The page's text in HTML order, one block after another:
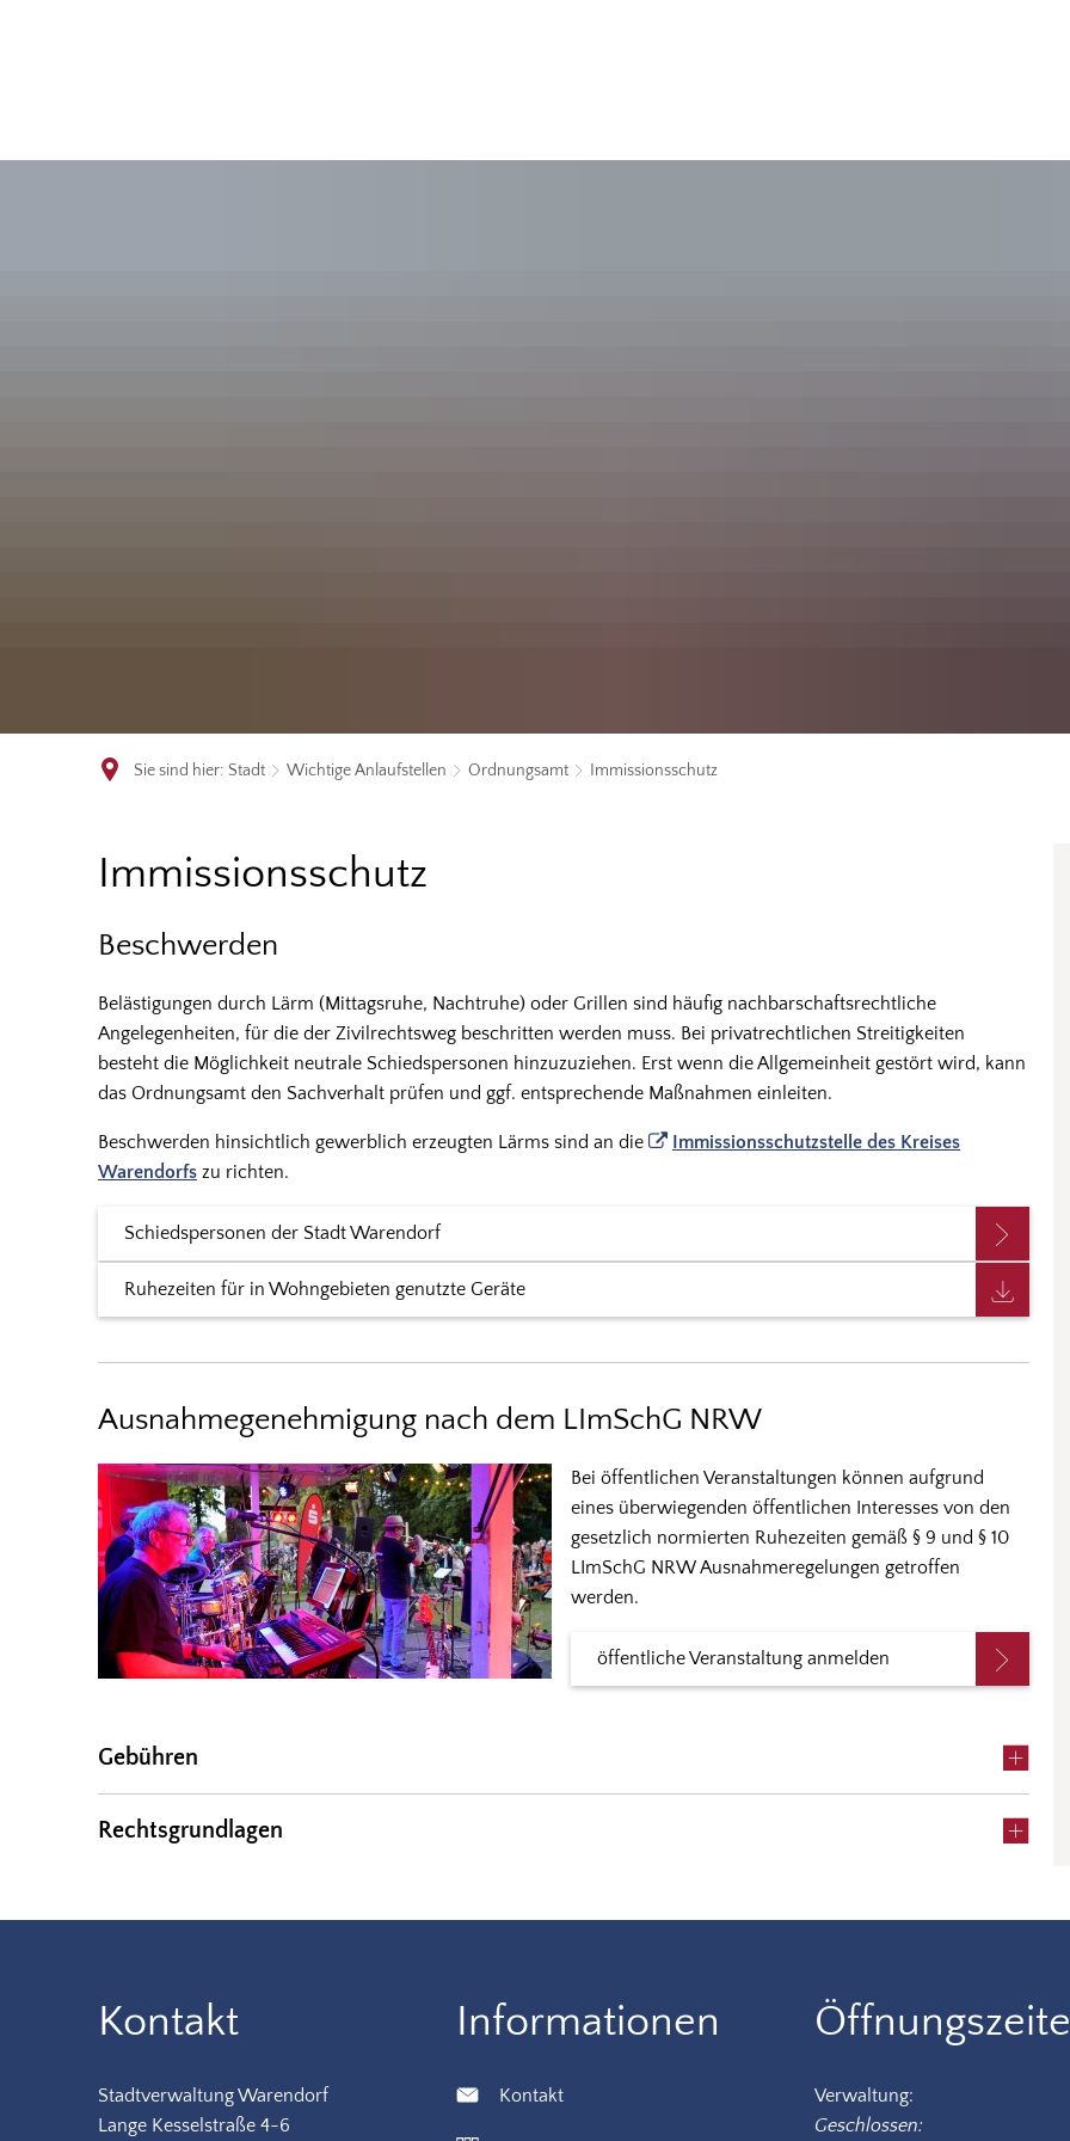
Sie sind hier: Stadt Wichtige Anlaufstellen Ordnungsamt Immissionsschutz
Immissionsschutz
Immissionsschutz
Beschwerden
Belästigungen durch Lärm (Mittagsruhe, Nachtruhe) oder Grillen sind häufig nachbarschaftsrechtliche
Angelegenheiten, für die der Zivilrechtsweg beschritten werden muss. Bei privatrechtlichen Streitigkeiten
besteht die Möglichkeit neutrale Schiedspersonen hinzuzuziehen. Erst wenn die Allgemeinheit gestört wird, kann
das Ordnungsamt den Sachverhalt prüfen und ggf. entsprechende Maßnahmen einleiten.
Beschwerden hinsichtlich gewerblich erzeugten Lärms sind an die
Immissionsschutzstelle des Kreises
Warendorfs zu richten.
Schiedspersonen der Stadt Warendorf
Ruhezeiten für in Wohngebieten genutzte Geräte
Ausnahmegenehmigung nach dem LImSchG NRW
Bei öffentlichen Veranstaltungen können aufgrund
eines überwiegenden öffentlichen Interesses von den
gesetzlich normierten Ruhezeiten gemäß § 9 und § 10
LImSchG NRW Ausnahmeregelungen getroffen
werden.
öffentliche Veranstaltung anmelden
Gebühren
Rechtsgrundlagen
Kontakt
Stadtverwaltung Warendorf
Lange Kesselstraße 4-6
Informationen
Kontakt
Verwaltung:
Klicken, um weitere Öffnungs-
Geschlossen: